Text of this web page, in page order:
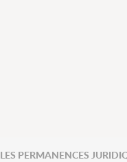
LES PERMANENCES